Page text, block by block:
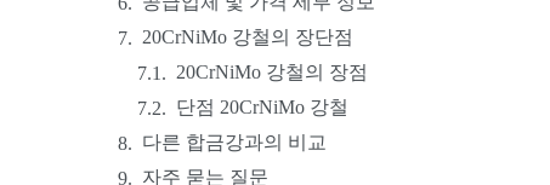
20CrNiMo 강철의 장단점
20CrNiMo 강철의 장점
단점 20CrNiMo 강철
다른 합금강과의 비교
자주 묻는 질문